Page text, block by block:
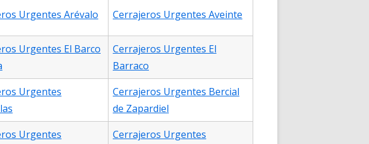
Urgentes Arévalo Cerrajeros Urgentes Aveinte
Urgentes El Barco
Cerrajeros Urgentes El
Barraco
Urgentes
Cerrajeros Urgentes Bercial
de Zapardiel
Urgentes
Cerrajeros Urgentes